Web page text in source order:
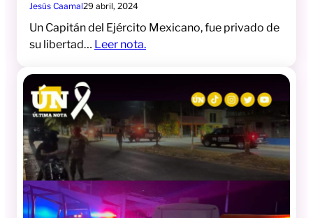
Jesús Caamal29 abril, 2024
Un Capitán del Ejército Mexicano, fue privado de
su libertad… Leer nota.